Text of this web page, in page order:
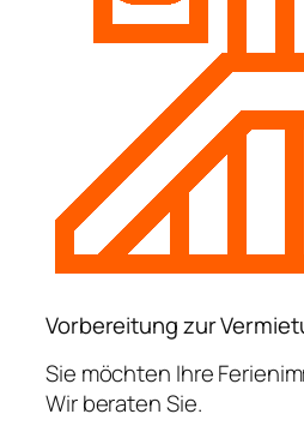
Vorbereitung zur
Sie möchten Ihre
Wir beraten Sie.